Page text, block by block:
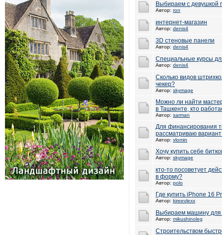
Выбираем с девушкой
Автор: ron
интернет-магазин
Автор: denis4
3D стеновые панели
Автор: denis4
Специальные курсы
Автор: denis4
Сколько видов
чекер?
Автор: skymage
Можно ли найти
в Ташкенте, кто
Автор: sarman
Для финансирования
рассматриваю
Автор: vlomin
Хочу купить себе
Автор: skymage
кто-то посоветует
в форму?
Автор: polo
Где купить iPhone 16
Автор: kireevlexx
Выбираем машину для
Автор: mikushinoleg
Строительством